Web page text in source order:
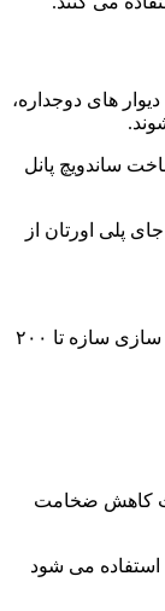
های دوجداره،
ساندویچ پانل
پلی اورتان از
از جمله ویژگی ‌های آن‌ ها می‌توان به قابل اشتعال نبودن اشاره نمود. همان طور که پیش از این گفته شد، بلوک های پلاستوفومی دارای وزن بسیار سبک بوده. و به همین امر می‌ تواند به سبک سازی سازه تا ۲۰۰
کاهش ضخامت
استفاده می‌ شود